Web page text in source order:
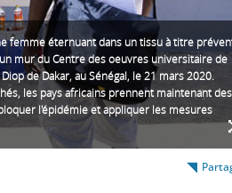
femme éternuant dans un tissu à titre
mur du Centre des oeuvres universitaire de
de Dakar, au Sénégal, le 21 mars 2020.
les pays africains prennent maintenant des
l'épidémie et appliquer les mesures